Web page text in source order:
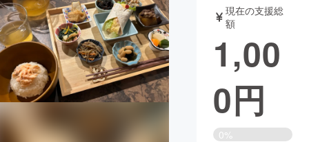
アート・写真 音楽
テクノロジー・ガジェット ゲーム・サ
映像・映画 書籍・雑誌
チャレンジ
現在の支援総
額
1,00
0円
0%